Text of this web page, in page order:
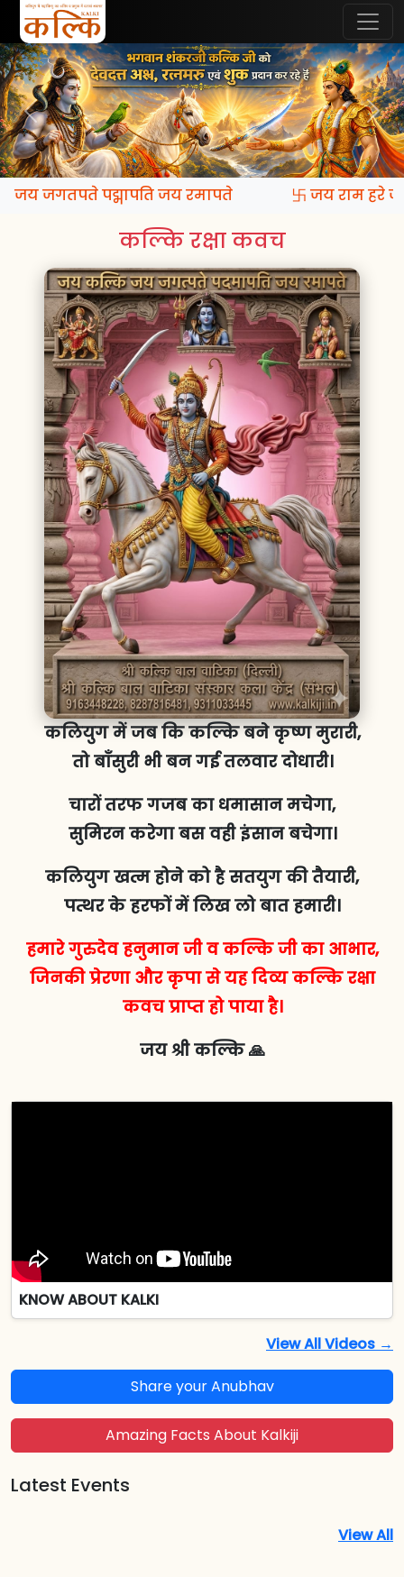
जगतपते पद्मापति जय रमापते 卐 जय राम हरे
कल्कि रक्षा कवच
कलियुग में जब कि कल्कि बने कृष्ण मुरारी,
तो बाँसुरी भी बन गई तलवार दोधारी।
चारों तरफ गजब का धमासान मचेगा,
सुमिरन करेगा बस वही इंसान बचेगा।
कलियुग खत्म होने को है सतयुग की तैयारी,
पत्थर के हरफों में लिख लो बात हमारी।
हमारे गुरुदेव हनुमान जी व कल्कि जी का आभार,
जिनकी प्रेरणा और कृपा से यह दिव्य कल्कि रक्षा
कवच प्राप्त हो पाया है।
जय श्री कल्कि 🙏
KNOW ABOUT KALKI
View All Videos →
Share your Anubhav
Amazing Facts About Kalkiji
Latest Events
View All